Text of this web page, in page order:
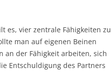
es, vier zentrale Fähigkeiten zu
man auf eigenen Beinen
an der Fähigkeit arbeiten, sich
Entschuldigung des Partners